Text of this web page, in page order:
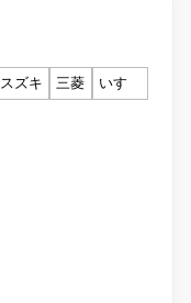
スズキ 三菱
いすゞ